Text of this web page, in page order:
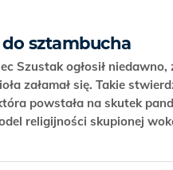
sztambucha
Szustak ogłosił
załamał się. Takie
powstała na skutek
religijności skupionej